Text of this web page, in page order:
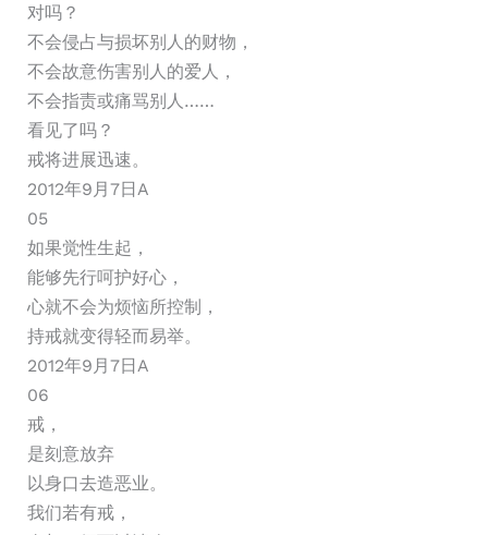
对吗？
不会侵占与损坏别人的财物，
不会故意伤害别人的爱人，
不会指责或痛骂别人……
看见了吗？
戒将进展迅速。
2012年9月7日A
05
如果觉性生起，
能够先行呵护好心，
心就不会为烦恼所控制，
持戒就变得轻而易举。
2012年9月7日A
06
戒，
是刻意放弃
以身口去造恶业。
我们若有戒，